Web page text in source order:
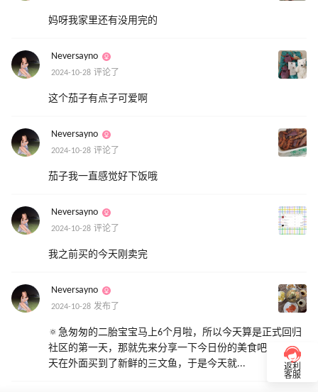
妈呀我家里还有没用完的
Neversayno
2024-10-28 评论了
这个茄子有点子可爱啊
Neversayno
2024-10-28 评论了
茄子我一直感觉好下饭哦
Neversayno
2024-10-28 评论了
我之前买的今天刚卖完
Neversayno
2024-10-28 发布了
🔅急匆匆的二胎宝宝马上6个月啦，所以今天算是正式回归
社区的第一天，那就先来分享一下今日份的美食吧～ 🍣昨
天在外面买到了新鲜的三文鱼，于是今天就...
返利
客服